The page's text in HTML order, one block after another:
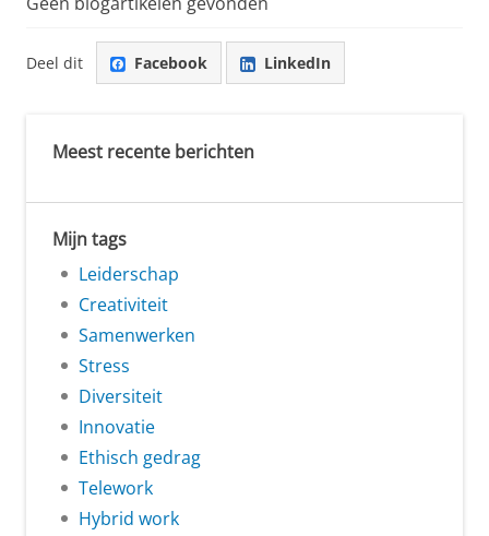
Deel dit Facebook LinkedIn
Meest recente berichten
Mijn tags
Leiderschap
Creativiteit
Samenwerken
Stress
Diversiteit
Innovatie
Ethisch gedrag
Telework
Hybrid work